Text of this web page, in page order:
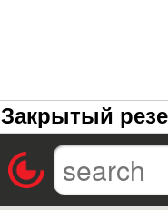
Закрытый